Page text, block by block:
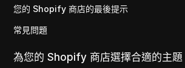
您的 Shopify 商店的最後提示
常見問題
為您的 Shopify 商店選擇合適的主題